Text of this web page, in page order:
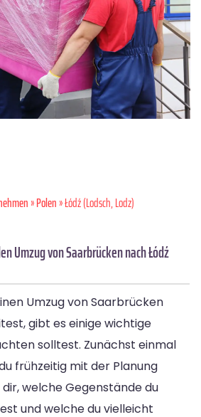
»Polen» Łódź (Lodsch, Lodz)
Umzug von Saarbrücken nach Łódź
Umzug von Saarbrücken
gibt es einige wichtige
solltest. Zunächst einmal
frühzeitig mit der Planung
welche Gegenstände du
und welche du vielleicht